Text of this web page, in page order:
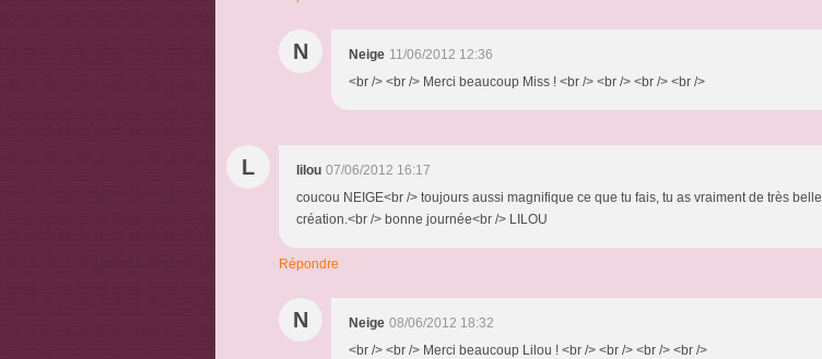
N Neige 11/06/2012 12:36
<br /> <br /> Merci beaucoup Miss ! <br /> <br /> <br /> <br />
L lilou 07/06/2012 16:17
coucou NEIGE<br /> toujours aussi magnifique ce que tu fais, tu as vraiment de très belle
création.<br /> bonne journée<br /> LILOU
Répondre
N Neige 08/06/2012 18:32
<br /> <br /> Merci beaucoup Lilou ! <br /> <br /> <br /> <br />